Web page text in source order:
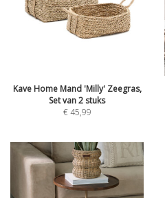
Kave Home Mand 'Milly' Zeegras,
Set van 2 stuks
€45,99